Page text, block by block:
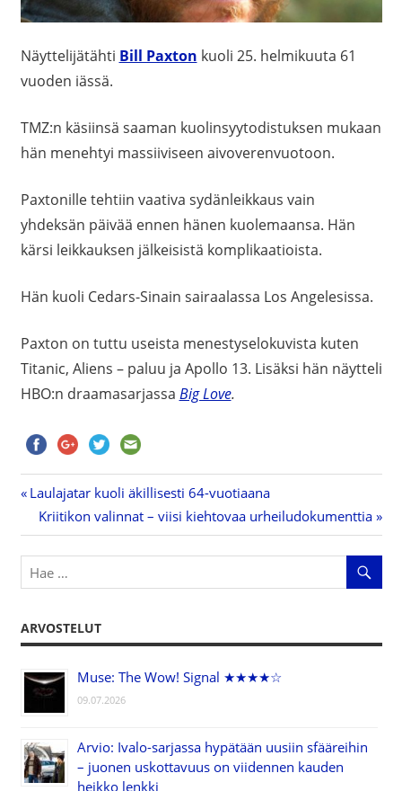
Näyttelijätähti Bill Paxton kuoli 25. helmikuuta 61
vuoden iässä.
TMZ:n käsiinsä saaman kuolinsyytodistuksen mukaan
hän menehtyi massiiviseen aivoverenvuotoon.
Paxtonille tehtiin vaativa sydänleikkaus vain
yhdeksän päivää ennen hänen kuolemaansa. Hän
kärsi leikkauksen jälkeisistä komplikaatioista.
Hän kuoli Cedars-Sinain sairaalassa Los Angelesissa.
Paxton on tuttu useista menestyselokuvista kuten
Titanic, Aliens – paluu ja Apollo 13. Lisäksi hän näytteli
HBO:n draamasarjassa Big Love.
Artikkelien
selaus
Previous
Post:
Laulajatar kuoli äkillisesti 64-vuotiaana
Next
Post:
Kriitikon valinnat – viisi kiehtovaa urheiludokumenttia
ARVOSTELUT
Muse: The Wow! Signal ★★★★☆
09.07.2026
Arvio: Ivalo-sarjassa hypätään uusiin sfääreihin
– juonen uskottavuus on viidennen kauden
heikko lenkki